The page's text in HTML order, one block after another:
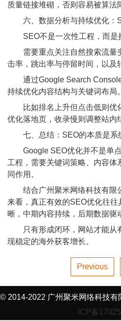
质量链接堆砌，否则容易被算法
六、数据分析与持续优化：
SEO不是一次性工程，而是
需要重点关注自然搜索流量
击率，跳出率与停留时间，以及
通过Google Search Console
持续优化内容结构与关键词布局。
比如排名上升但点击低则优
优化落地页，收录慢则调整站内
七、总结：SEO的本质是系
Google SEO优化并不是单点
工程，需要关键词策略、内容体
同作用。
结合广州聚米网络科技有限
来看，真正有效的SEO优化往
晰，中期内容持续，后期数据驱
只有形成闭环，网站才能从
现稳定的海外获客增长。
Previous
© 2014-2022 广州聚米网络科技有
ICP备